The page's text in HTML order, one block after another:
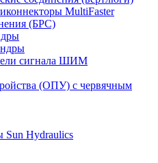
MultiFaster
(БРС)
сигнала ШИМ
(ОПУ) с червячным
Sun Hydraulics